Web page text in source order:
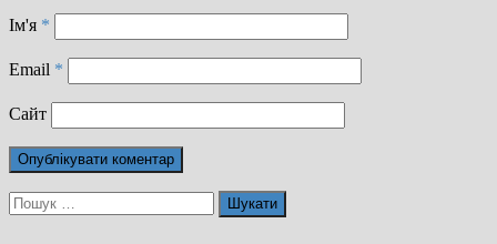
Ім'я *
Email *
Сайт
Пошук: